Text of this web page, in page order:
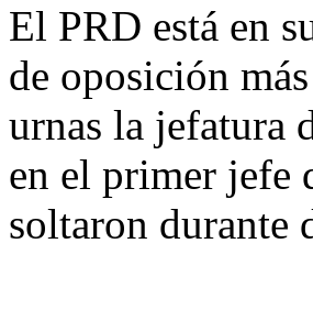
El PRD está en
de oposición
urnas la jefatura
en el primer jefe
soltaron durante